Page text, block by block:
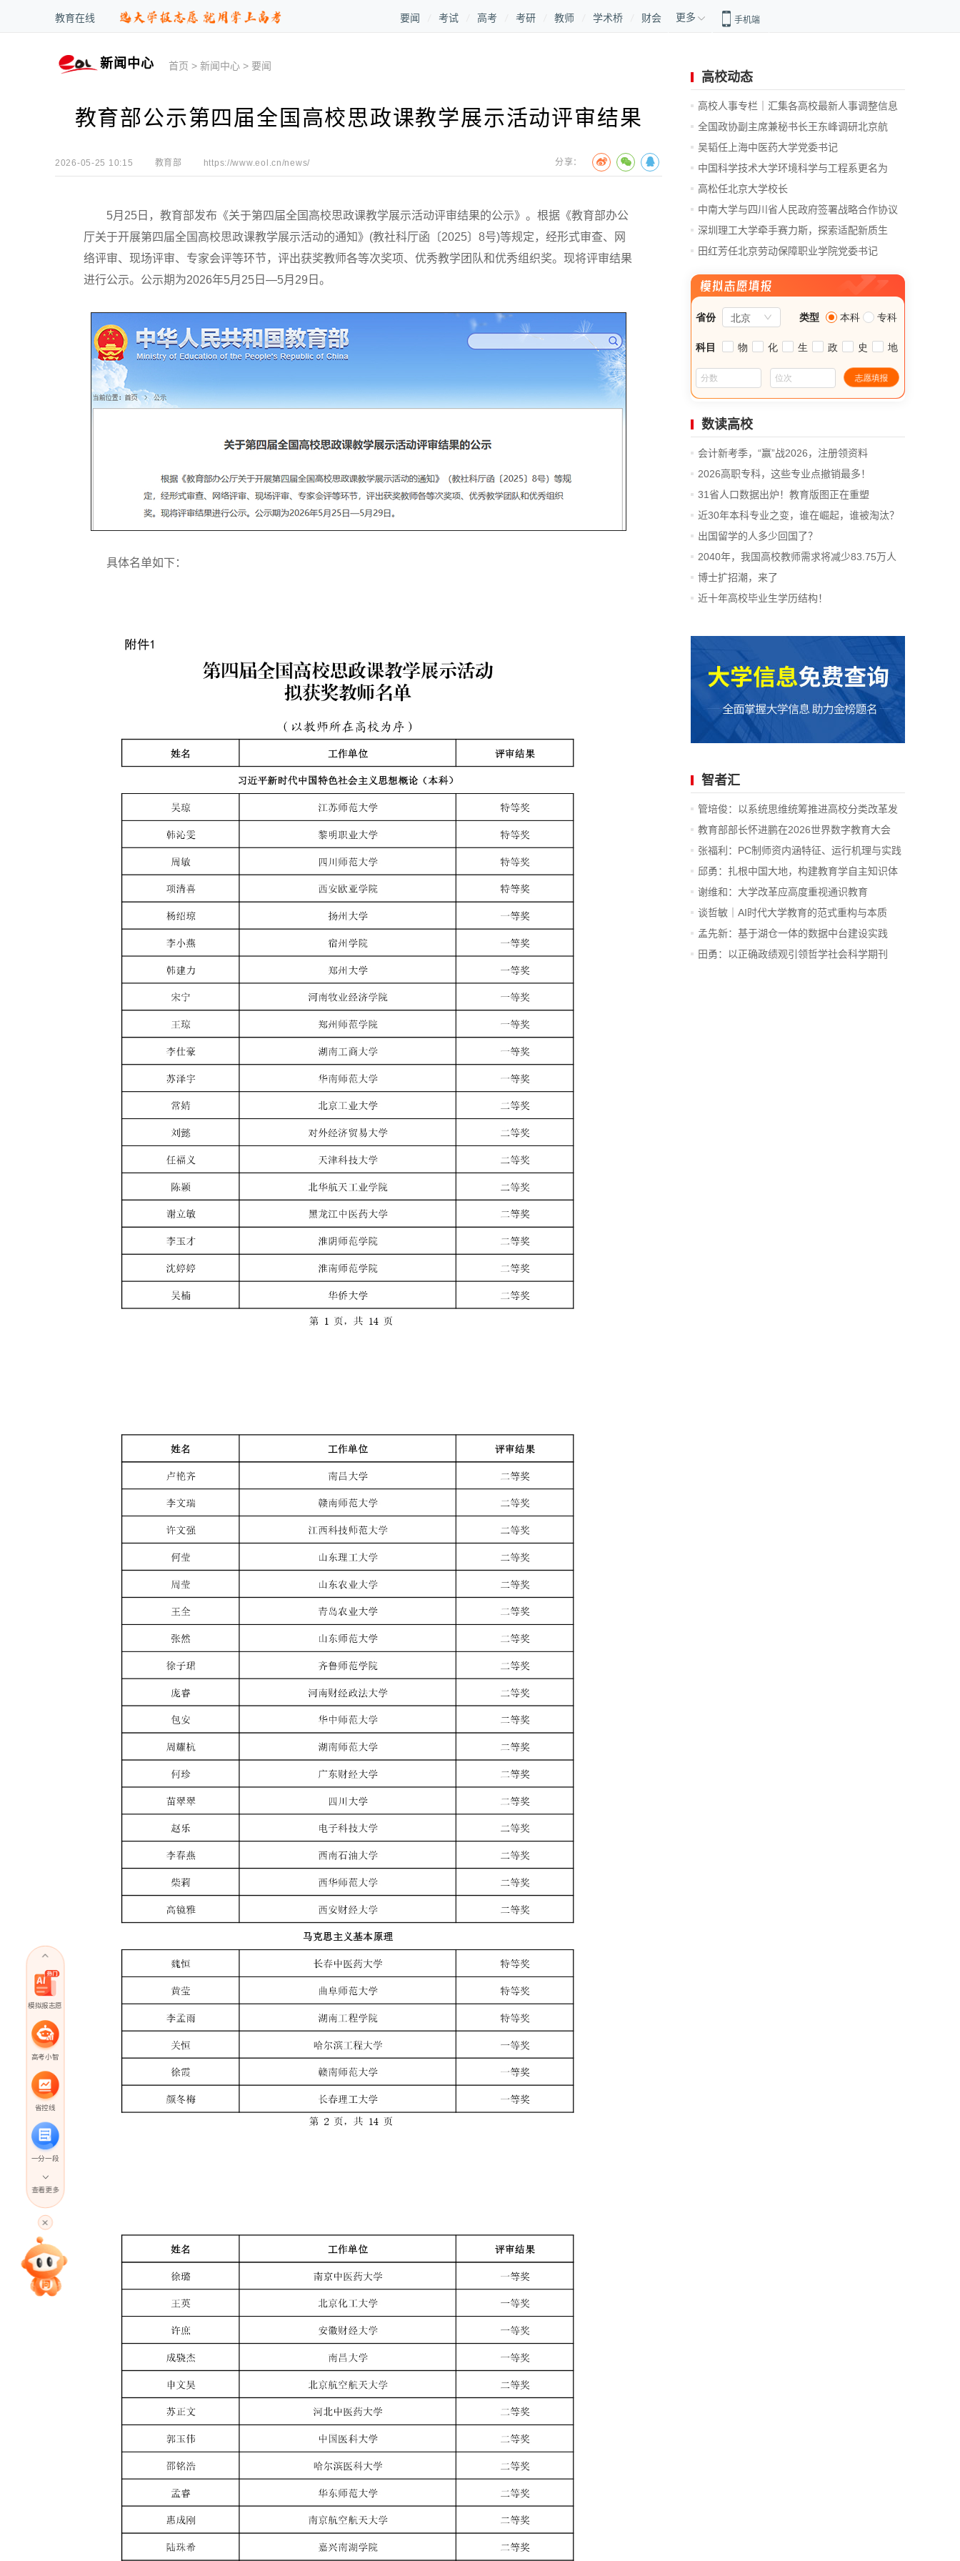
教育在线 要闻 考试 高考 考研 教师 学术桥 财会 更多 手机端
新闻中心 首页 >新闻中心 > 要闻
教育部公示第四届全国高校思政课教学展示活动评审结果
2026-05-25 10:15 教育部 https://www.eol.cn/news/ 分享：
5月25日，教育部发布《关于第四届全国高校思政课教学展示活动评审结果的公示》。根据《教育部办公
厅关于开展第四届全国高校思政课教学展示活动的通知》(教社科厅函〔2025〕8号)等规定，经形式审查、网
络评审、现场评审、专家会评等环节，评出获奖教师各等次奖项、优秀教学团队和优秀组织奖。现将评审结果
进行公示。公示期为2026年5月25日—5月29日。
具体名单如下：
高校动态
高校人事专栏｜汇集各高校最新人事调整信息
全国政协副主席兼秘书长王东峰调研北京航
空...
吴韬任上海中医药大学党委书记
中国科学技术大学环境科学与工程系更名为
中...
高松任北京大学校长
中南大学与四川省人民政府签署战略合作协议
深圳理工大学牵手赛力斯，探索适配新质生
产...
田红芳任北京劳动保障职业学院党委书记
模拟报志愿
高考小智
省控线
一分一段
高考直播
专家指导课
查看更多
数读高校
会计新考季，“赢”战2026，注册领资料
2026高职专科，这些专业点撤销最多！
31省人口数据出炉！教育版图正在重塑
近30年本科专业之变，谁在崛起，谁被淘汰？
出国留学的人多少回国了？
2040年，我国高校教师需求将减少83.75万人
博士扩招潮，来了
近十年高校毕业生学历结构！
智者汇
管培俊：以系统思维统筹推进高校分类改革发
展
教育部部长怀进鹏在2026世界数字教育大会
上...
张福利：PC制师资内涵特征、运行机理与实践
价值
邱勇：扎根中国大地，构建教育学自主知识体
系
谢维和：大学改革应高度重视通识教育
谈哲敏｜AI时代大学教育的范式重构与本质
坚...
孟先新：基于湖仓一体的数据中台建设实践
—...
田勇：以正确政绩观引领哲学社会科学期刊